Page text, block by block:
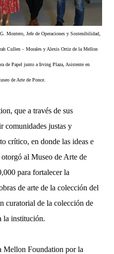
Montero, Jefe de Operaciones y Sostenibilidad,
Cullen – Morales y Alexis Ortiz de la Mellon
de Papel junto a Irving Plaza, Asistente en
de Arte de Ponce.
que a través de sus
comunidades justas y
crítico, en donde las ideas e
al Museo de Arte de
para fortalecer la
de arte de la colección del
curatorial de la colección de
la institución.
Mellon Foundation por la